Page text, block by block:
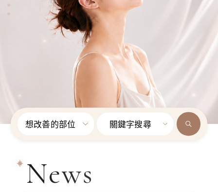
想改善的部位 關鍵字搜尋
News